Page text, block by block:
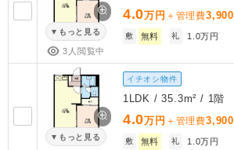
もっと見る
3人閲覧中
4.0万円 ＋管理費3,900
敷 無料 礼 1.0万円
もっと見る
イチオシ物件
1LDK / 35.3m² / 1階
4.0万円 ＋管理費3,900
敷 無料 礼 1.0万円